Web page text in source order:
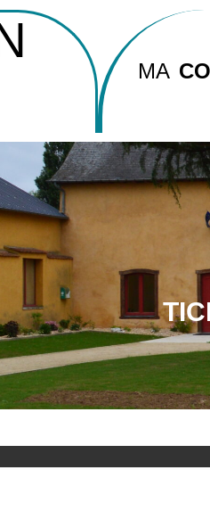
MA